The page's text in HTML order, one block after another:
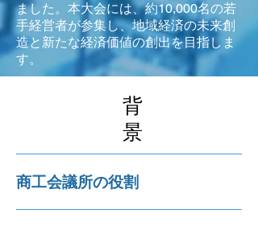
ました。本大会には、約10,000名の若
手経営者が参集し、地域経済の未来創
造と新たな経済価値の創出を目指しま
す。
背
景
商工会議所の役割